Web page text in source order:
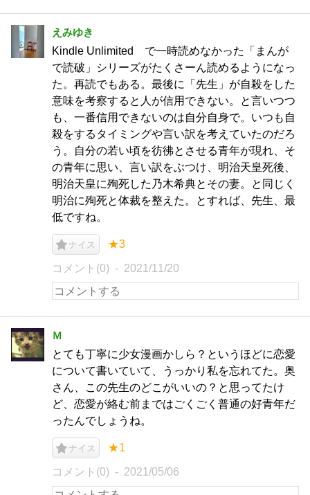
えみゆき
Kindle Unlimited で一時読めなかった「まんが
で読破」シリーズがたくさーん読めるようになっ
た。再読でもある。最後に「先生」が自殺をした
意味を考察すると人が信用できない。と言いつつ
も、一番信用できないのは自分自身で。いつも自
殺をするタイミングや言い訳を考えていたのだろ
う。自分の若い頃を彷彿とさせる青年が現れ、そ
の青年に思い、言い訳をぶつけ、明治天皇死後、
明治天皇に殉死した乃木希典とその妻。と同じく
明治に殉死と体裁を整えた。とすれば、先生、最
低ですね。
ナイス ★3
コメント(0) 2021/11/20
Ｍ
とても丁寧に少女漫画かしら？というほどに恋愛
について書いていて、うっかり私を忘れてた。奥
さん、この先生のどこがいいの？と思ってたけ
ど、恋愛が絡む前まではごくごく普通の好青年だ
ったんでしょうね。
ナイス ★1
コメント(0) 2021/05/06